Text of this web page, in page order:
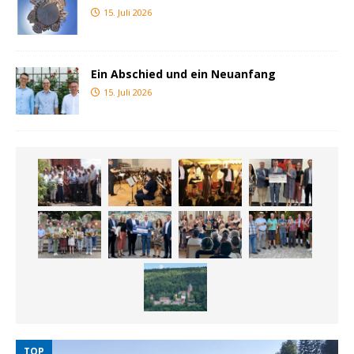
15. Juli 2026
Ein Abschied und ein Neuanfang
15. Juli 2026
TOP